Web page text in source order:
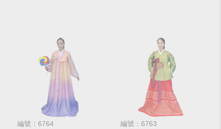
編號：6764
編號：6763